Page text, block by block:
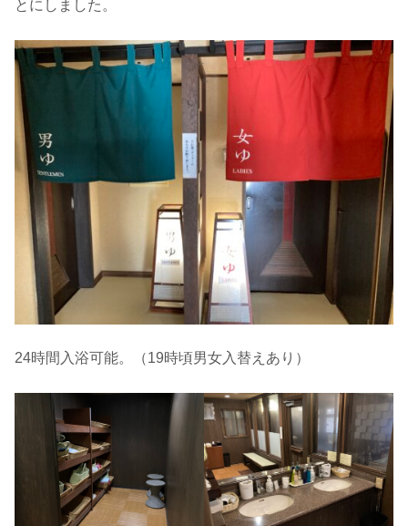
とにしました。
24時間入浴可能。（19時頃男女入替えあり）